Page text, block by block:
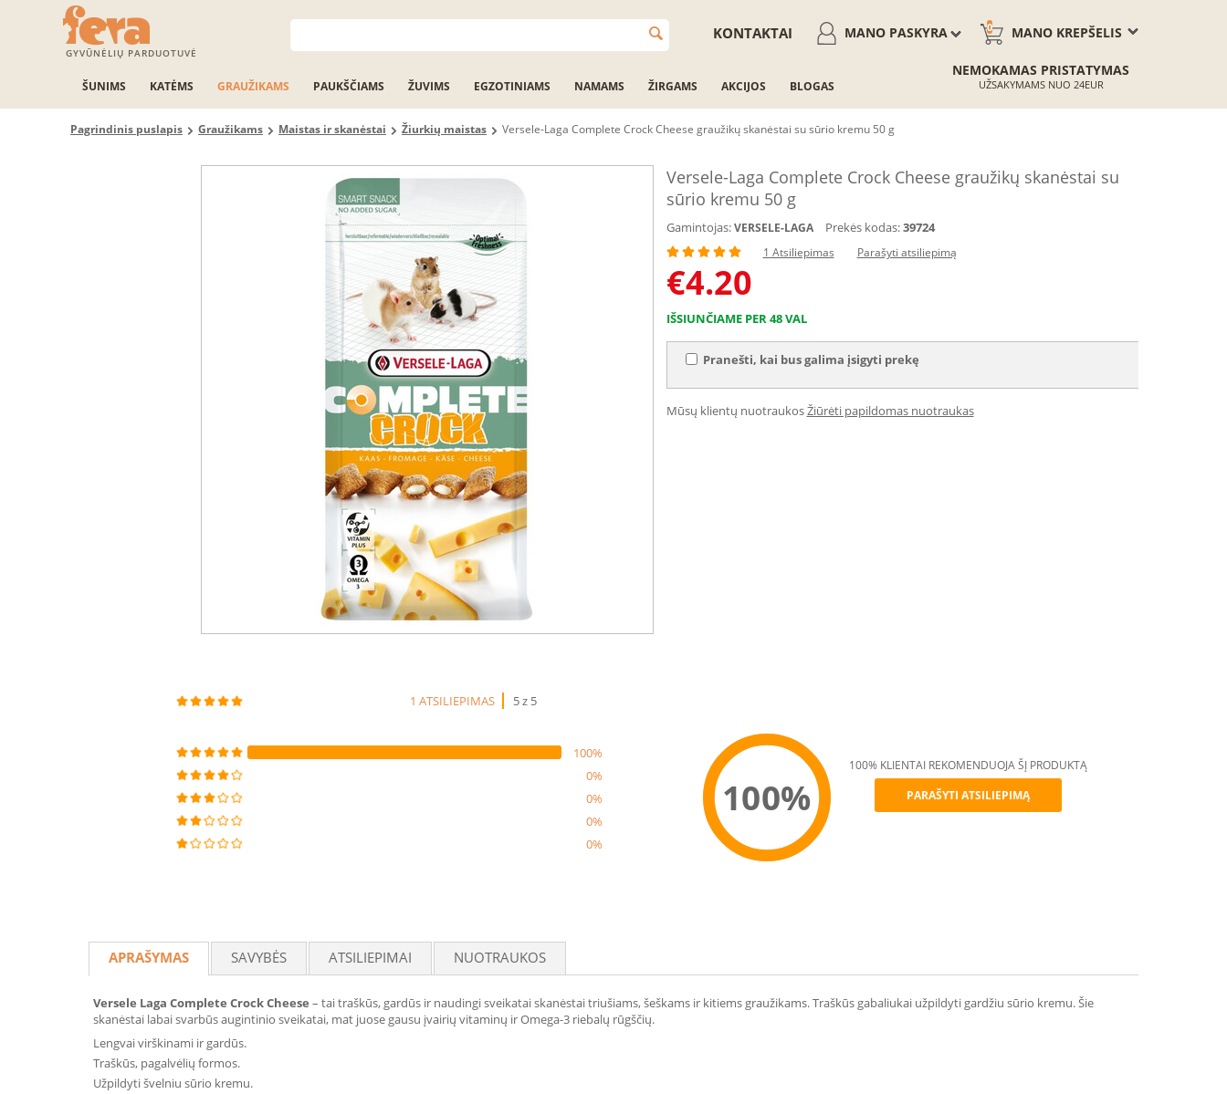
GYVŪNĖLIŲ PARDUOTUVĖ
MANO KREPŠELIS
0
MANO PASKYRA
KONTAKTAI
ŠUNIMS KATĖMS GRAUŽIKAMS PAUKŠČIAMS ŽUVIMS EGZOTINIAMS NAMAMS ŽIRGAMS AKCIJOS BLOGAS
NEMOKAMAS PRISTATYMAS
UŽSAKYMAMS NUO 24EUR
Pagrindinis puslapis Graužikams Maistas ir skanėstai Žiurkių maistas Versele-Laga Complete Crock Cheese graužikų skanėstai su sūrio kremu 50 g
Versele-Laga Complete Crock Cheese graužikų skanėstai su
sūrio kremu 50 g
Gamintojas: VERSELE-LAGA Prekės kodas:39724
1 Atsiliepimas Parašyti atsiliepimą
€4.20
IŠSIUNČIAME PER 48 VAL
Pranešti, kai bus galima įsigyti prekę
Mūsų klientų nuotraukosŽiūrėti papildomas nuotraukas
1 ATSILIEPIMAS 5 z 5
100%
0%
0%
0%
0%
100%
100% KLIENTAI REKOMENDUOJA ŠĮ PRODUKTĄ
PARAŠYTI ATSILIEPIMĄ
APRAŠYMAS SAVYBĖS ATSILIEPIMAI NUOTRAUKOS
Versele Laga Complete Crock Cheese – tai traškūs, gardūs ir naudingi sveikatai skanėstai triušiams, šeškams ir kitiems graužikams. Traškūs gabaliukai užpildyti gardžiu sūrio kremu. Šie
skanėstai labai svarbūs augintinio sveikatai, mat juose gausu įvairių vitaminų ir Omega-3 riebalų rūgščių.
Lengvai virškinami ir gardūs.
Traškūs, pagalvėlių formos.
Užpildyti švelniu sūrio kremu.